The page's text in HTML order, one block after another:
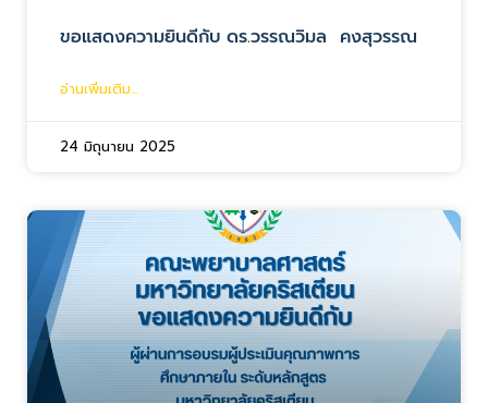
ขอแสดงความยินดีกับ ดร.วรรณวิมล คงสุวรรณ
อ่านเพิ่มเติม...
24 มิถุนายน 2025